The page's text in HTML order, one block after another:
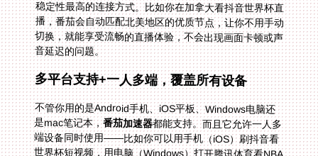
音延迟的问题。
多平台支持+一人多端，覆盖所有设备
不管你用的是Android手机、iOS平板、Windows电脑还
是mac笔记本，番茄加速器都能支持。而且它允许一人多
端设备同时使用——比如你可以用手机（iOS）刷抖音看
世界杯短视频，用电脑（Windows）打开腾讯体育看NBA
直播，用平板（Android）看央视频的欧洲杯回放，三个
设备同时连接，互不影响。这样的灵活性，满足了海外党